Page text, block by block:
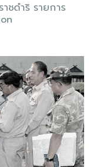
ชดำริ รายการ